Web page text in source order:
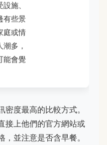
施、
有些景
庭或情
多，
能會覺
度最高的比較方式。
接上他們的官方網站或
並注意是否含早餐。